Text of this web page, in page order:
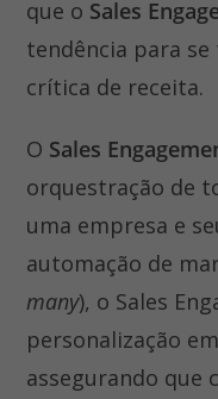
que o Sales
tendência para
crítica de receita.
O Sales
orquestração de
uma empresa e
automação de
many), o Sales
personalização
assegurando que